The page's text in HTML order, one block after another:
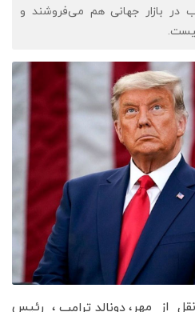
در بازار جهانی هم می‌فروشند و
از مهر، دونالد ترامپ ، رئیس